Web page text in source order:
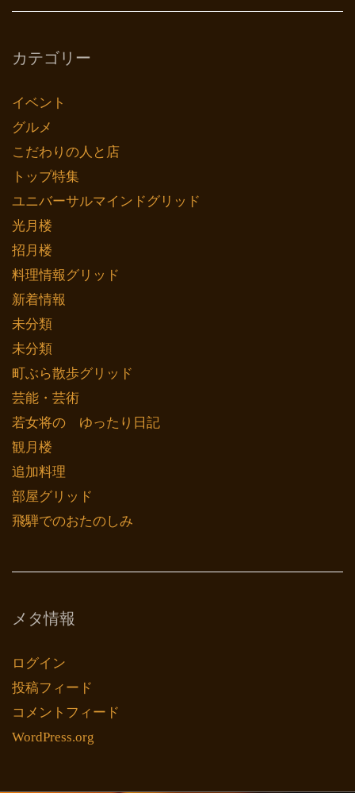
カテゴリー
イベント
グルメ
こだわりの人と店
トップ特集
ユニバーサルマインドグリッド
光月楼
招月楼
料理情報グリッド
新着情報
未分類
未分類
町ぶら散歩グリッド
芸能・芸術
若女将の ゆったり日記
観月楼
追加料理
部屋グリッド
飛騨でのおたのしみ
メタ情報
ログイン
投稿フィード
コメントフィード
WordPress.org